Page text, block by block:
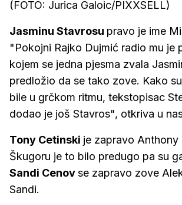
(FOTO: Jurica Galoic/PIXXSELL)
Jasminu Stavrosu pravo je ime
"Pokojni Rajko Dujmić radio mu je
kojem se jedna pjesma zvala
predložio da se tako zove. Kako
bile u grčkom ritmu, tekstopisac
dodao je još Stavros", otkriva u
Tony Cetinski je zapravo Anthony
Škugoru je to bilo predugo pa su
Sandi Cenovse zapravo zove
Sandi.